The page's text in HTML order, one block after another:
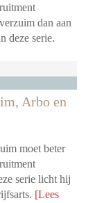
dan aan
deze serie.
Arbo en
moet beter
serie licht hij
[Lees